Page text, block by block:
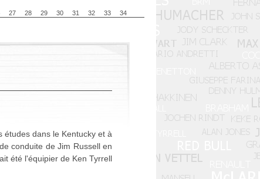
27 28 29 30 31 32 33 34
dans le Kentucky et à
conduite de Jim Russell en
été l'équipier de Ken Tyrrell